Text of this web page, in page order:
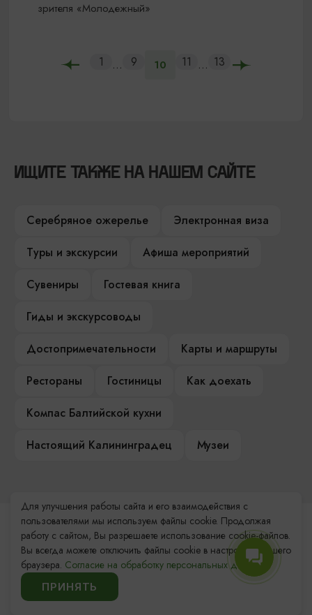
зрителя «Молодежный»
1 ... 9 10 11 ... 13
ИЩИТЕ ТАКЖЕ НА НАШЕМ САЙТЕ
Серебряное ожерелье
Электронная виза
Туры и экскурсии
Афиша мероприятий
Сувениры
Гостевая книга
Гиды и экскурсоводы
Достопримечательности
Карты и маршруты
Рестораны
Гостиницы
Как доехать
Компас Балтийской кухни
Настоящий Калининградец
Музеи
Контакты Туристского
информационного центра
+7 (4012) 555-200
Для улучшения работы сайта и его взаимодействия с
пользователями мы используем файлы cookie. Продолжая
работу с сайтом, Вы разрешаете использование cookie-файлов.
Вы всегда можете отключить файлы cookie в настройках Вашего
браузера. Согласие на обработку персональных данных.
ПРИНЯТЬ